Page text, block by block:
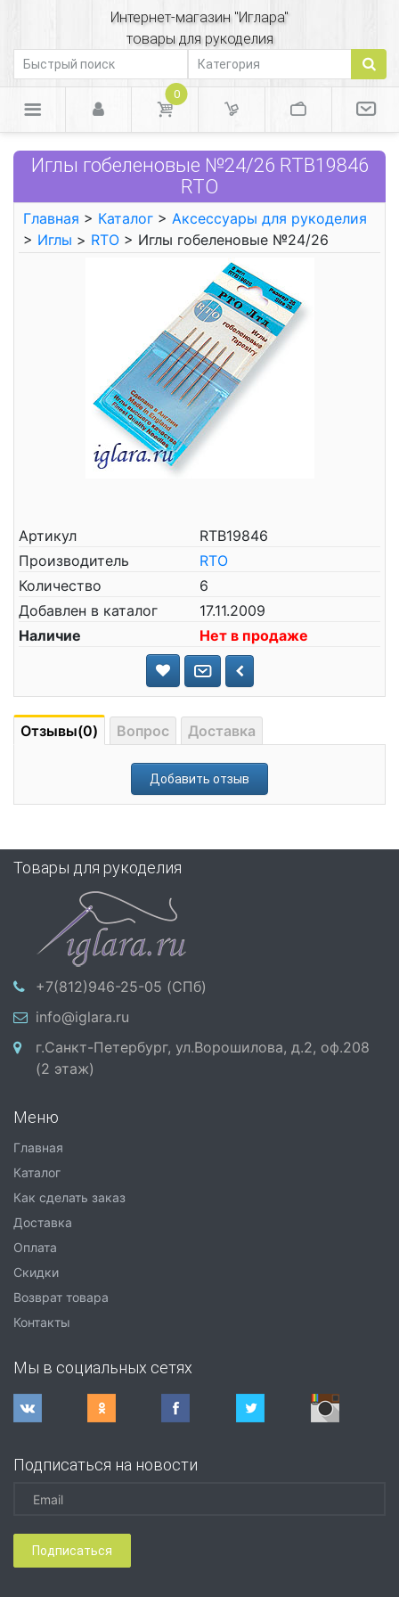
Интернет-магазин "Иглара"
товары для рукоделия
0
Иглы гобеленовые №24/26 RTB19846
RTO
Главная > Каталог > Аксессуары для рукоделия
> Иглы > RTO > Иглы гобеленовые №24/26
Артикул
RTB19846
Производитель
RTO
Количество
6
Добавлен в каталог
17.11.2009
Наличие
Нет в продаже
Отзывы(0) Вопрос Доставка
Добавить отзыв
Товары для рукоделия
+7(812)946-25-05 (СПб)
info@iglara.ru
г.Санкт-Петербург, ул.Ворошилова, д.2, оф.208
(2 этаж)
Меню
Главная
Каталог
Как сделать заказ
Доставка
Оплата
Скидки
Возврат товара
Контакты
Мы в социальных сетях
Подписаться на новости
Подписаться